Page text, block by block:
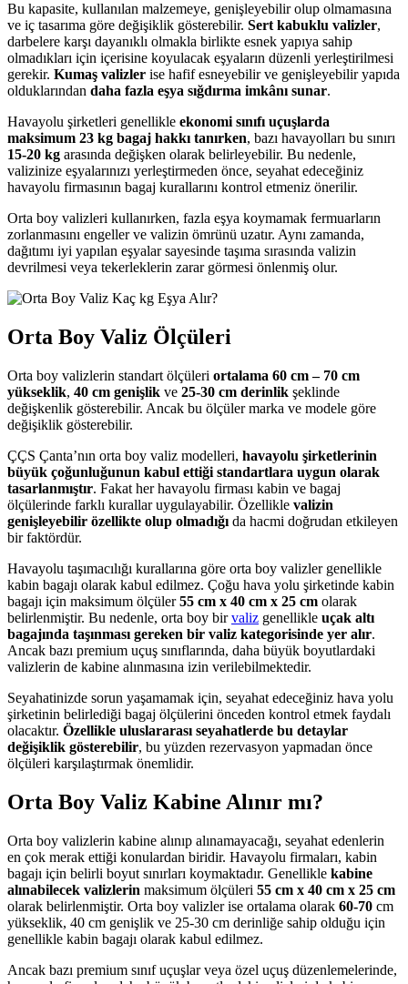
Bu kapasite, kullanılan malzemeye, genişleyebilir olup olmamasına
ve iç tasarıma göre değişiklik gösterebilir. Sert kabuklu valizler,
darbelere karşı dayanıklı olmakla birlikte esnek yapıya sahip
olmadıkları için içerisine koyulacak eşyaların düzenli yerleştirilmesi
gerekir. Kumaş valizler ise hafif esneyebilir ve genişleyebilir yapıda
olduklarından daha fazla eşya sığdırma imkânı sunar.
Havayolu şirketleri genellikle ekonomi sınıfı uçuşlarda
maksimum 23 kg bagaj hakkı tanırken, bazı havayolları bu sınırı
15-20 kg arasında değişken olarak belirleyebilir. Bu nedenle,
valizinize eşyalarınızı yerleştirmeden önce, seyahat edeceğiniz
havayolu firmasının bagaj kurallarını kontrol etmeniz önerilir.
Orta boy valizleri kullanırken, fazla eşya koymamak fermuarların
zorlanmasını engeller ve valizin ömrünü uzatır. Aynı zamanda,
dağıtımı iyi yapılan eşyalar sayesinde taşıma sırasında valizin
devrilmesi veya tekerleklerin zarar görmesi önlenmiş olur.
Orta Boy Valiz Ölçüleri
Orta boy valizlerin standart ölçüleri ortalama 60 cm – 70 cm
yükseklik, 40 cm genişlik ve 25-30 cm derinlik şeklinde
değişkenlik gösterebilir. Ancak bu ölçüler marka ve modele göre
değişiklik gösterebilir.
ÇÇS Çanta’nın orta boy valiz modelleri, havayolu şirketlerinin
büyük çoğunluğunun kabul ettiği standartlara uygun olarak
tasarlanmıştır. Fakat her havayolu firması kabin ve bagaj
ölçülerinde farklı kurallar uygulayabilir. Özellikle valizin
genişleyebilir özellikte olup olmadığı da hacmi doğrudan etkileyen
bir faktördür.
Havayolu taşımacılığı kurallarına göre orta boy valizler genellikle
kabin bagajı olarak kabul edilmez. Çoğu hava yolu şirketinde kabin
bagajı için maksimum ölçüler55 cm x 40 cm x 25 cm olarak
belirlenmiştir. Bu nedenle, orta boy birvaliz genellikle uçak altı
bagajında taşınması gereken bir valiz kategorisinde yer alır.
Ancak bazı premium uçuş sınıflarında, daha büyük boyutlardaki
valizlerin de kabine alınmasına izin verilebilmektedir.
Seyahatinizde sorun yaşamamak için, seyahat edeceğiniz hava yolu
şirketinin belirlediği bagaj ölçülerini önceden kontrol etmek faydalı
olacaktır. Özellikle uluslararası seyahatlerde bu detaylar
değişiklik gösterebilir, bu yüzden rezervasyon yapmadan önce
ölçüleri karşılaştırmak önemlidir.
Orta Boy Valiz Kabine Alınır mı?
Orta boy valizlerin kabine alınıp alınamayacağı, seyahat edenlerin
en çok merak ettiği konulardan biridir. Havayolu firmaları, kabin
bagajı için belirli boyut sınırları koymaktadır. Genellikle kabine
alınabilecek valizlerin maksimum ölçüleri 55 cm x 40 cm x 25 cm
olarak belirlenmiştir. Orta boy valizler ise ortalama olarak 60-70 cm
yükseklik, 40 cm genişlik ve 25-30 cm derinliğe sahip olduğu için
genellikle kabin bagajı olarak kabul edilmez.
Ancak bazı premium sınıf uçuşlar veya özel uçuş düzenlemelerinde,